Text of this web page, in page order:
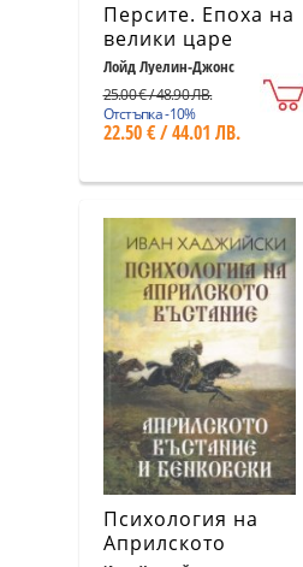
Персите. Епоха на
велики царе
Лойд Луелин-Джонс
25.00 € / 48.90 ЛВ.
Отстъпка -10%
22.50 € / 44.01 ЛВ.
Психология на
Априлското